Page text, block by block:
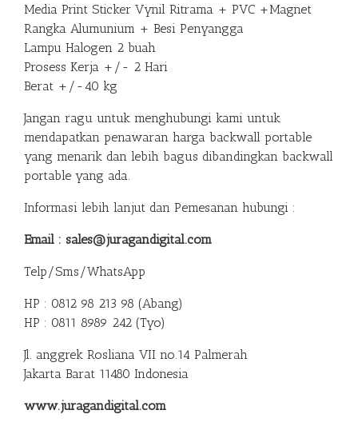
Media Print Sticker Vynil Ritrama + PVC +Magnet
Rangka Alumunium + Besi Penyangga
Lampu Halogen 2 buah
Prosess Kerja +/- 2 Hari
Berat +/-40 kg
Jangan ragu untuk menghubungi kami untuk
mendapatkan penawaran harga backwall portable
yang menarik dan lebih bagus dibandingkan backwall
portable yang ada.
Informasi lebih lanjut dan Pemesanan hubungi :
Email : sales@juragandigital.com
Telp/Sms/WhatsApp
HP : 0812 98 213 98 (Abang)
HP : 0811 8989 242 (Tyo)
Jl. anggrek Rosliana VII no.14 Palmerah
Jakarta Barat 11480 Indonesia
www.juragandigital.com